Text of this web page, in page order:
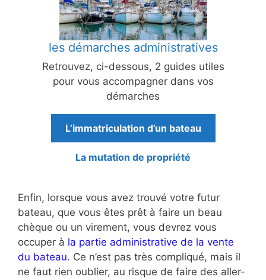
les démarches administratives
Retrouvez, ci-dessous, 2 guides utiles
pour vous accompagner dans vos
démarches
L’immatriculation d’un bateau
La mutation de propriété
Enfin, lorsque vous avez trouvé votre futur
bateau, que vous êtes prêt à faire un beau
chèque ou un virement, vous devrez vous
occuper à la partie administrative de la vente
du bateau. Ce n’est pas très compliqué, mais il
ne faut rien oublier, au risque de faire des aller-